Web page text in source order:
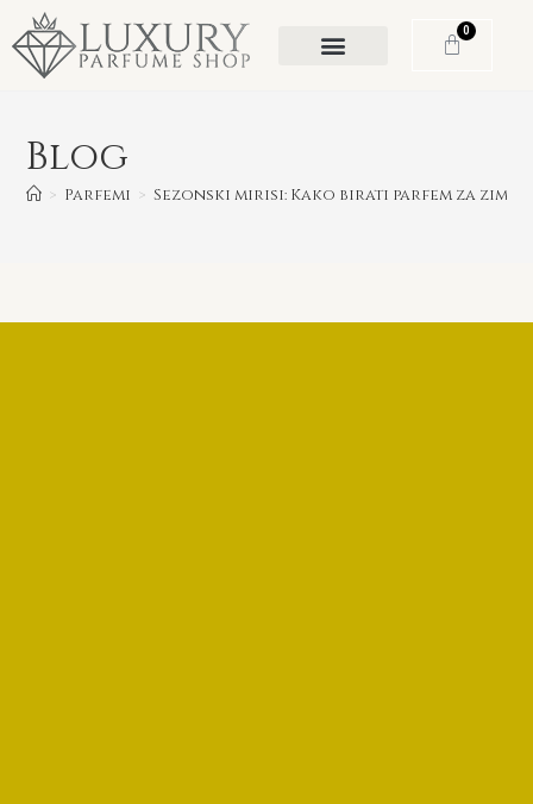
0
Blog
> Parfemi > Sezonski mirisi: Kako birati parfem za zimu?